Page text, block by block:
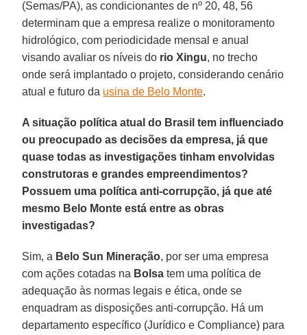
(Semas/PA), as condicionantes de nº 20, 48, 56
determinam que a empresa realize o monitoramento
hidrológico, com periodicidade mensal e anual
visando avaliar os níveis do rio Xingu, no trecho
onde será implantado o projeto, considerando cenário
atual e futuro da usina de Belo Monte.
A situação política atual do Brasil tem influenciado
ou preocupado as decisões da empresa, já que
quase todas as investigações tinham envolvidas
construtoras e grandes empreendimentos?
Possuem uma política anti-corrupção, já que até
mesmo Belo Monte está entre as obras
investigadas?
Sim, a Belo Sun Mineração, por ser uma empresa
com ações cotadas na Bolsa tem uma política de
adequação às normas legais e ética, onde se
enquadram as disposições anti-corrupção. Há um
departamento específico (Jurídico e Compliance) para